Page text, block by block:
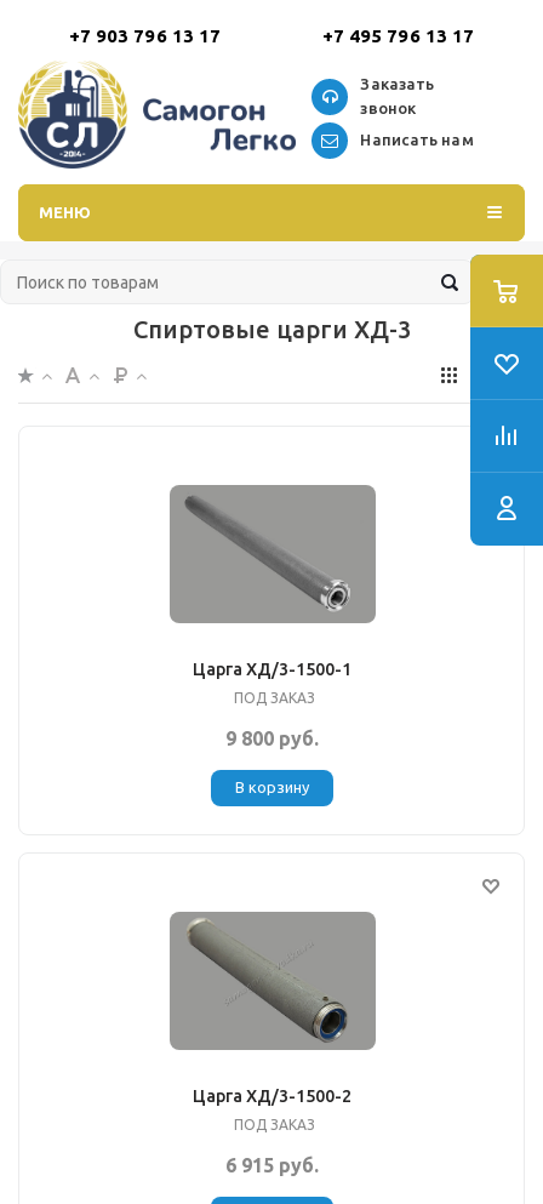
+7 903 796 13 17 +7 495 796 13 17
Заказать
звонок
Написать нам
МЕНЮ
Спиртовые царги ХД-3
Царга ХД/3-1500-1
ПОД ЗАКАЗ
9 800 руб.
В корзину
Царга ХД/3-1500-2
ПОД ЗАКАЗ
6 915 руб.